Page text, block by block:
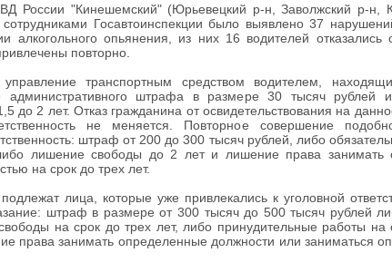
России "Кинешемский" (Юрьевецкий р-н, Заволжский р-н,
Госавтоинспекции было выявлено 37
алкогольного опьянения, из них 16 водителей отказались
повторно.
управление транспортным средством водителем,
административного штрафа в размере 30 тысяч рублей
до 2 лет. Отказ гражданина от освидетельствования на
не меняется. Повторное совершение
штраф от 200 до 300 тысяч рублей, либо
лишение свободы до 2 лет и лишение права занимать
на срок до трех лет.
лица, которые уже привлекались к уголовной
штраф в размере от 300 тысяч до 500 тысяч рублей
на срок до трех лет, либо принудительные работы
права занимать определенные должности или заниматься